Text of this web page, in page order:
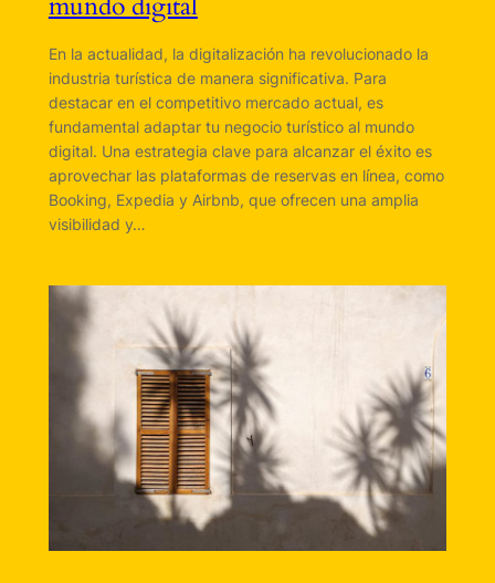
En la actualidad, la digitalización ha revolucionado la
industria turística de manera significativa. Para
destacar en el competitivo mercado actual, es
fundamental adaptar tu negocio turístico al mundo
digital. Una estrategia clave para alcanzar el éxito es
aprovechar las plataformas de reservas en línea, como
Booking, Expedia y Airbnb, que ofrecen una amplia
visibilidad y…